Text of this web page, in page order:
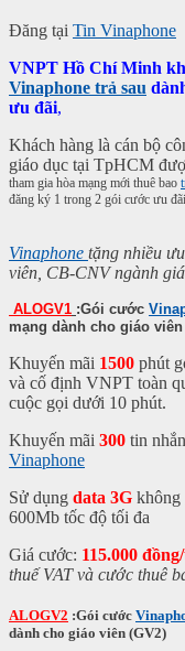
Đăng tại Tin Vinaphone
VNPT Hồ Chí Minh
Vinaphone trả sau
ưu đãi,
Khách hàng là cán bộ
giáo dục tại TpHCM
tham gia hòa mạng mới thuê bao
đăng ký 1 trong 2 gói cước ưu
Vinaphone tặng nhiều
viên, CB-CNV ngành
ALOGV1 :Gói cước
mạng dành cho giáo
Khuyến mãi 1500 phút
và cố định VNPT toàn
cuộc gọi dưới 10 phút.
Khuyến mãi 300 tin
Vinaphone
Sử dụng data 3G không
600Mb tốc độ tối đa
Giá cước: 115.000
thuế VAT và cước thuê
ALOGV2 :Gói cước
dành cho giáo viên (GV2)